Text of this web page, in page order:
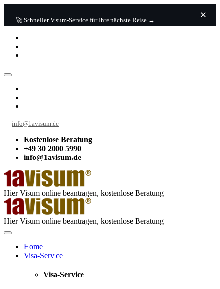
🚀 Schneller Visum-Service für Ihre nächste Reise →
info@1avisum.de
Kostenlose Beratung
+49 30 2000 5990
info@1avisum.de
Hier Visum online beantragen, kostenlose Beratung
Hier Visum online beantragen, kostenlose Beratung
Home
Visa-Service
Visa-Service